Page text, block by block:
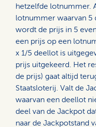
hetzelfde lotnummer.
lotnummer waarvan 5
wordt de prijs in 5
een prijs op een
x 1/5 deellot is
prijs uitgekeerd. Het
de prijs) gaat altijd
Staatsloterij. Valt de
waarvan een deellot
deel van de Jackpot
naar de Jackpotstand